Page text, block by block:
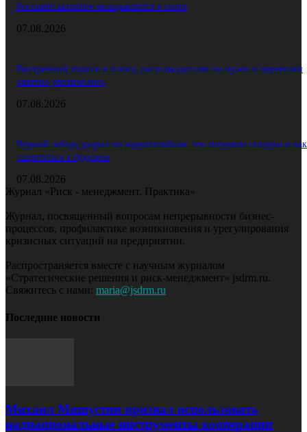
Россияне активнее вкладываются в спорт
07.08.2026
Внутренний туризм в плюсе: расходы россиян на музеи и перевозки
заметно увеличились
07.08.2026
Черный лебедь ударил по маркетплейсам: что потеряли селлеры и как
защититься в будущем
07.08.2026
Журнал «Риск - менеджмент. Практика»
Журнал, посвященный вопросам непрерывности бизнес-
процессов, профилактике возникновения и урегулирования
кризисных ситуаций на предприятии.
Распространяется вместе с научным журналом
«Стратегические решения и риск-менеджмент» jsdrm.ru.
Свяжитесь с нами: maria@jsdrm.ru
Последние новости
Михаил Мишустин призвал использовать
наднациональные инструменты кооперации